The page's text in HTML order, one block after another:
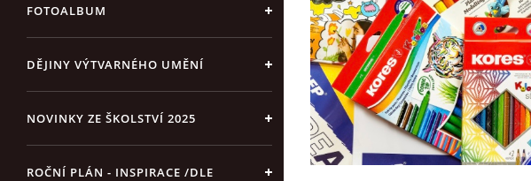
FOTOALBUM
DĚJINY VÝTVARNÉHO UMĚNÍ
NOVINKY ZE ŠKOLSTVÍ 2025
ROČNÍ PLÁN - INSPIRACE /DLE